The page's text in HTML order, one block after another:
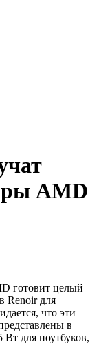
AMD
готовит целый
Renoir для
что эти
в
Вт для ноутбуков,